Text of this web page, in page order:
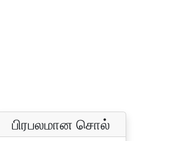
பிரபலமான சொல்